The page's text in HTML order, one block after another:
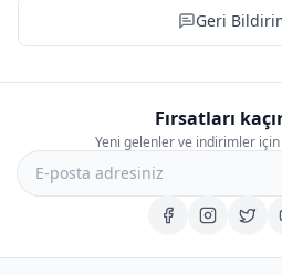
Geri
Fırsatları
Yeni gelenler ve indirimler